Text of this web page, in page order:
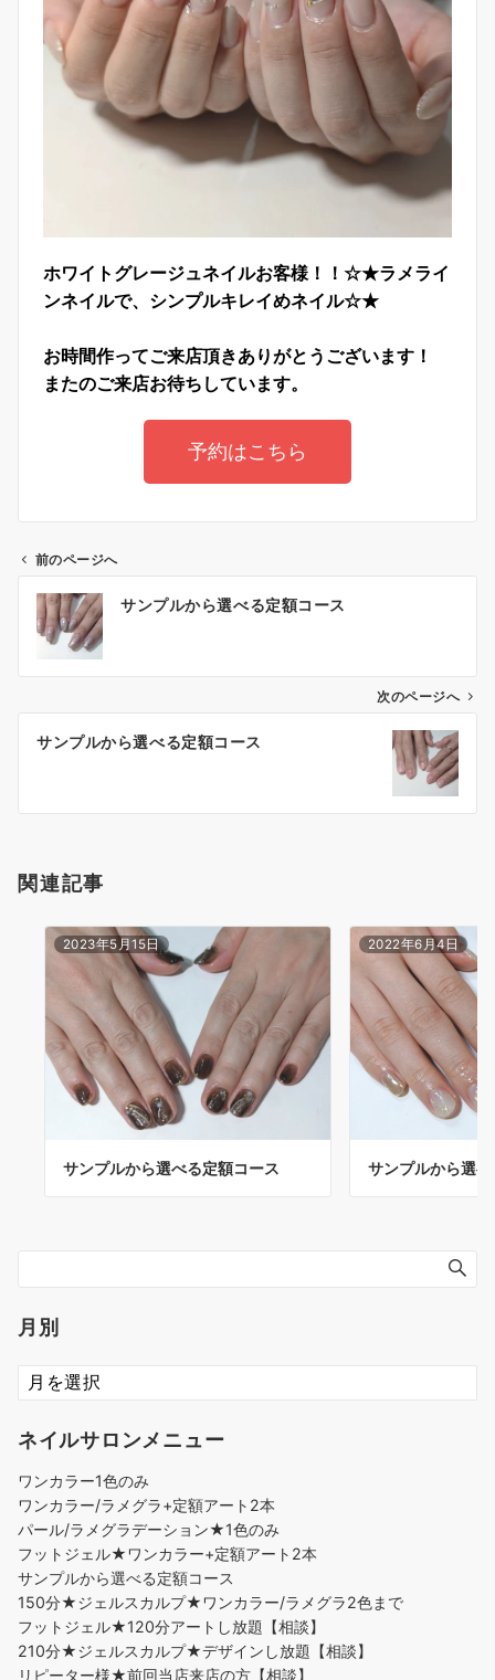
ホワイトグレージュネイルお客様！！☆★ラメライ
ンネイルで、 シンプルキレイめネイル☆★
お時間作ってご来店頂きありがとうございます！
またのご来店お待ちしています。
予約はこちら
前のページへ
サンプルから選べる定額コース
次のページへ
サンプルから選べる定額コース
関連記事
2023年5月15日
サンプルから選べる定額コース
2022年6月4日
サンプルから選
月別
ネイルサロンメニュー
ワンカラー1色のみ
ワンカラー/ラメグラ+定額アート2本
パール/ラメグラデーション★1色のみ
フットジェル★ワンカラー+定額アート2本
サンプルから選べる定額コース
150分★ジェルスカルプ★ワンカラー/ラメグラ2色まで
フットジェル★120分アートし放題【相談】
210分★ジェルスカルプ★デザインし放題【相談】
リピーター様★前回当店来店の方【相談】